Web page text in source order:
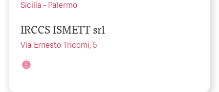
Sicilia - Palermo
IRCCS ISMETT srl
Via Ernesto Tricomi, 5